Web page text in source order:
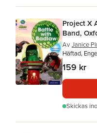
Project X
Band,
Av Janice
Häftad,
159 kr
Skickas